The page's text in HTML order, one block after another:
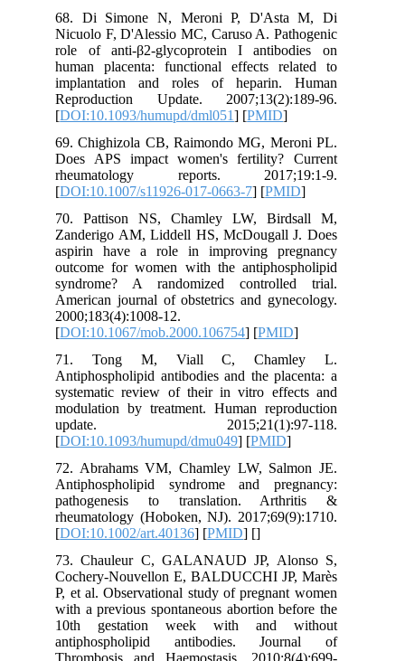
68. Di Simone N, Meroni P, D'Asta M, Di
Nicuolo F, D'Alessio MC, Caruso A. Pathogenic
role of anti-β2-glycoprotein I antibodies on
human placenta: functional effects related to
implantation and roles of heparin. Human
Reproduction Update. 2007;13(2):189-96.
[DOI:10.1093/humupd/dml051] [PMID
69. Chighizola CB, Raimondo MG, Meroni PL.
Does APS impact women's fertility? Current
rheumatology reports. 2017;19:1-9.
[DOI:10.1007/s11926-017-0663-7] [PMID
70. Pattison NS, Chamley LW, Birdsall M,
Zanderigo AM, Liddell HS, McDougall J. Does
aspirin have a role in improving pregnancy
outcome for women with the antiphospholipid
syndrome? A randomized controlled trial.
American journal of obstetrics and gynecology.
2000;183(4):1008-12.
[DOI:10.1067/mob.2000.106754] [PMID
71. Tong M, Viall C, Chamley L.
Antiphospholipid antibodies and the placenta: a
systematic review of their in vitro effects and
modulation by treatment. Human reproduction
update. 2015;21(1):97-118.
[DOI:10.1093/humupd/dmu049] [PMID
72. Abrahams VM, Chamley LW, Salmon JE.
Antiphospholipid syndrome and pregnancy:
pathogenesis to translation. Arthritis &
rheumatology (Hoboken, NJ). 2017;69(9):1710.
[DOI:10.1002/art.40136] [PMID] [
73. Chauleur C, GALANAUD JP, Alonso S,
Cochery‐Nouvellon E, BALDUCCHI JP, Marès
P, et al. Observational study of pregnant women
with a previous spontaneous abortion before the
10th gestation week with and without
antiphospholipid antibodies. Journal of